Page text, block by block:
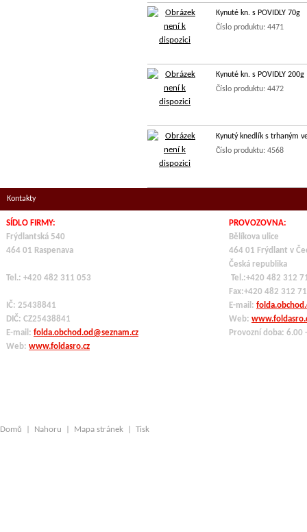
Kynuté kn. s POVIDLY 70g
Číslo produktu: 4471
Kynuté kn. s POVIDLY 200g
Číslo produktu: 4472
Kynutý knedlík s trhaným
Číslo produktu: 4568
Kontakty
SÍDLO FIRMY:
Frýdlantská 540
464 01 Raspenava
Tel.: +420 482 311 053
IČ: 25438841
DIČ: CZ25438841
E-mail: folda.obchod.od@seznam.cz
Web: www.foldasro.cz
PROVOZOVNA:
Bělíkova ulice
464 01 Frýdlant v
Česká republika
Tel.:+420 482 312
Fax:+420 482 312
E-mail:
Web:
Provozní doba: 6.00
Domů Nahoru Mapa stránek Tisk